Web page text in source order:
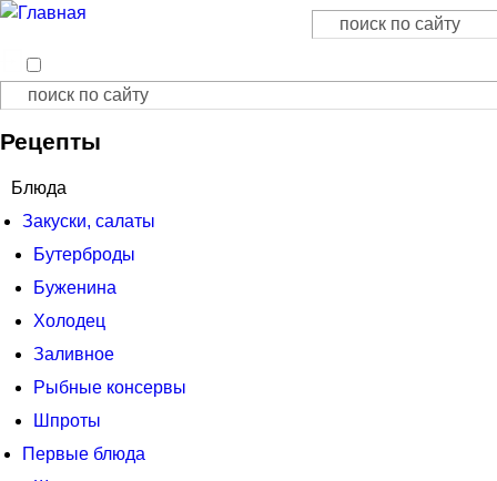
Форма поиска
Поиск
Форма поиска
Поиск
Рецепты
Блюда
Закуски, салаты
Бутерброды
Буженина
Холодец
Заливное
Рыбные консервы
Шпроты
Первые блюда